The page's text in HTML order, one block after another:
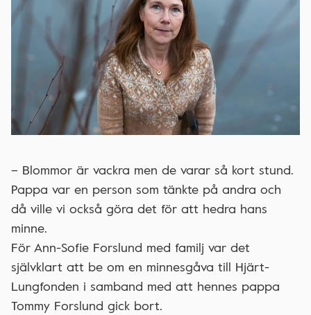
– Blommor är vackra men de varar så kort stund.
Pappa var en person som tänkte på andra och
då ville vi också göra det för att hedra hans
minne.
För Ann-Sofie Forslund med familj var det
självklart att be om en minnesgåva till Hjärt-
Lungfonden i samband med att hennes pappa
Tommy Forslund gick bort.